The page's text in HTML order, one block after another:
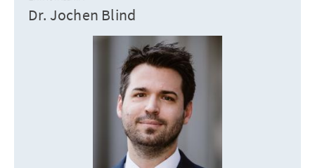
Dr. Jochen Blind